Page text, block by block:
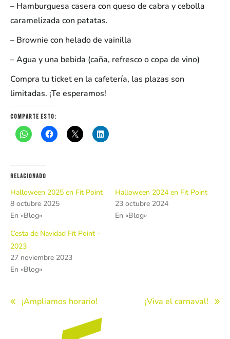
– Hamburguesa casera con queso de cabra y cebolla
caramelizada con patatas.
– Brownie con helado de vainilla
– Agua y una bebida (caña, refresco o copa de vino)
Compra tu ticket en la cafetería, las plazas son
limitadas. ¡Te esperamos!
Comparte esto:
Relacionado
Halloween 2025 en Fit Point
8 octubre 2025
En «Blog»
Halloween 2024 en Fit Point
23 octubre 2024
En «Blog»
Cesta de Navidad Fit Point –
2023
27 noviembre 2023
En «Blog»
Navegación
¡Ampliamos horario! ¡Viva el carnaval!